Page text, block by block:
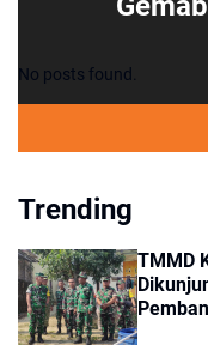
No posts found.
Trending
TMMD